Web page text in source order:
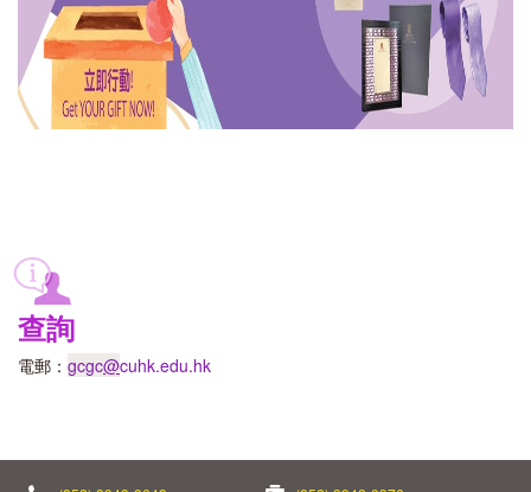
查詢
電郵： gcgc@cuhk.edu.hk